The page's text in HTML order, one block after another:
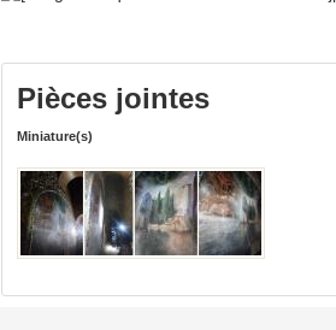
Pièces jointes
Miniature(s)